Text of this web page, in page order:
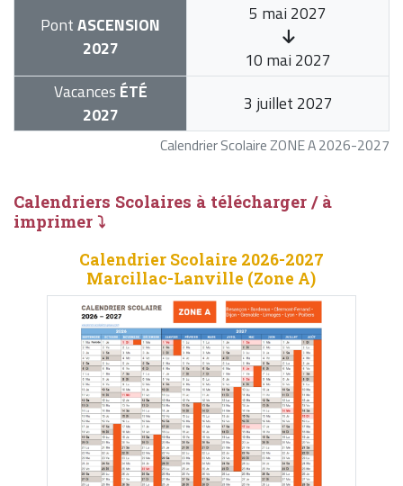
Calendrier Scolaire ZONE A 2026-2027
PontASCENSION
2027
5 mai 2027
10 mai 2027
Vacances ÉTÉ
2027
3 juillet 2027
Calendriers Scolaires à télécharger / à
imprimer ⤵
Calendrier Scolaire 2026-2027
Marcillac-Lanville (Zone A)